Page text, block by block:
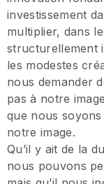
investissement
multiplier, dans
structurellement
les modestes
nous demander
pas à notre
que nous soyons
notre image.
Qu’il y ait de la
nous pouvons